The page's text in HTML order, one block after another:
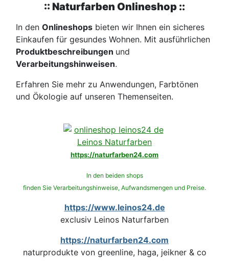
:: Naturfarben Onlineshop ::
In den Onlineshops bieten wir Ihnen ein sicheres
Einkaufen für gesundes Wohnen. Mit ausführlichen
Produktbeschreibungen und
Verarbeitungshinweisen.
Erfahren Sie mehr zu Anwendungen, Farbtönen
und Ökologie auf unseren Themenseiten.
https://naturfarben24.com
In den beiden shops
finden Sie Verarbeitungshinweise, Aufwandsmengen und Preise.
https://www.leinos24.de
exclusiv Leinos Naturfarben
https://naturfarben24.com
naturprodukte von greenline, haga, jeikner & co